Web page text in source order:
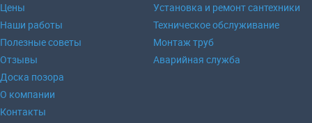
Цены
Наши работы
Полезные советы
Отзывы
Доска позора
О компании
Контакты
Установка и ремонт сантехники
Техническое обслуживание
Монтаж труб
Аварийная служба